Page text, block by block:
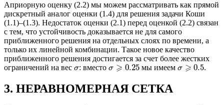
Априорную оценку (2.2) мы можем рассматривать как прямой
дискретный аналог оценки (1.4) для решения задачи Коши
(1.1)–(1.3). Недостаток оценки (2.1) перед оценкой (2.2) связан
с тем, что устойчивость доказывается не для самого
приближенного решения на отдельных слоях по времени, а
только их линейной комбинации. Такое новое качество
приближенного решения достигается за счет более жестких
ограничений на вес σ: вместоσ ⩾ 0.25мы имеем σ ⩾ 0.5.
3. НЕРАВНОМЕРНАЯ СЕТКА